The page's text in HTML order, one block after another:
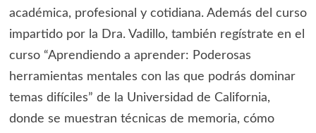
académica, profesional y cotidiana. Además del curso
impartido por la Dra. Vadillo, también regístrate en el
curso “Aprendiendo a aprender: Poderosas
herramientas mentales con las que podrás dominar
temas difíciles” de la Universidad de California,
donde se muestran técnicas de memoria, cómo